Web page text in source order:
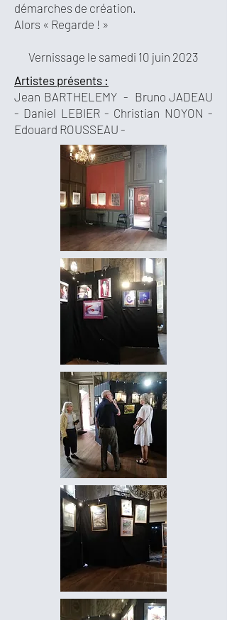
démarches de création.
Alors « Regarde ! »
Vernissage le samedi 10 juin 2023
Artistes présents :
Jean BARTHELEMY - Bruno JADEAU
- Daniel LEBIER - Christian NOYON -
Edouard ROUSSEAU -